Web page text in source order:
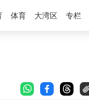
体育 大湾区 专栏